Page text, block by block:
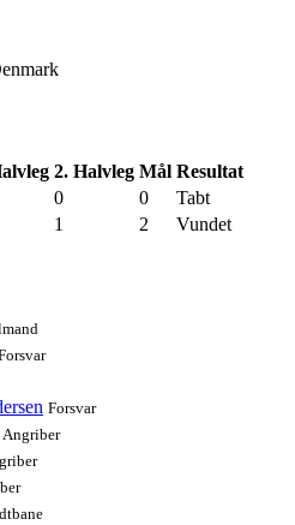
2. Halvleg Mål Resultat
0 0
Tabt
1 2 Vundet
Forsvar
Angriber